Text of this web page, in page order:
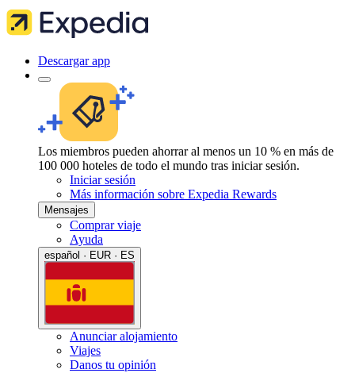
Descargar app
Los miembros pueden ahorrar al menos un 10 % en más de
100 000 hoteles de todo el mundo tras iniciar sesión.
Iniciar sesión
Más información sobre Expedia Rewards
Mensajes
Comprar viaje
Ayuda
español · EUR · ES
Anunciar alojamiento
Viajes
Danos tu opinión